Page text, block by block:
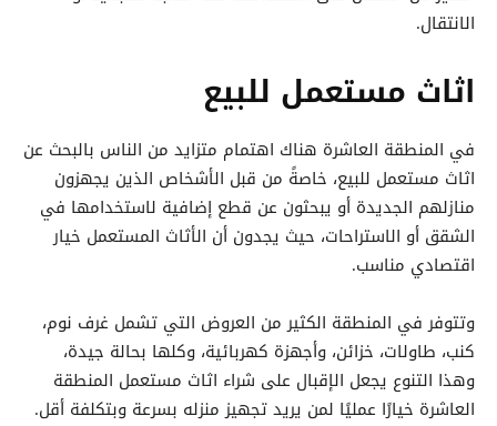
الانتقال.
اثاث مستعمل للبيع
في المنطقة العاشرة هناك اهتمام متزايد من الناس بالبحث عن
اثاث مستعمل للبيع، خاصةً من قبل الأشخاص الذين يجهزون
منازلهم الجديدة أو يبحثون عن قطع إضافية لاستخدامها في
الشقق أو الاستراحات، حيث يجدون أن الأثاث المستعمل خيار
اقتصادي مناسب.
وتتوفر في المنطقة الكثير من العروض التي تشمل غرف نوم،
كنب، طاولات، خزائن، وأجهزة كهربائية، وكلها بحالة جيدة،
وهذا التنوع يجعل الإقبال على شراء اثاث مستعمل المنطقة
العاشرة خيارًا عمليًا لمن يريد تجهيز منزله بسرعة وبتكلفة أقل.